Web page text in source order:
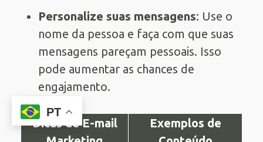
Personalize suas mensagens: Use o
nome da pessoa e faça com que suas
mensagens pareçam pessoais. Isso
pode aumentar as chances de
engajamento.
Dicas de E-mail
Exemplos de
PT